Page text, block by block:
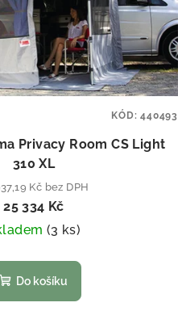
Privacy Room CS Light
310 XL
Kč bez DPH
25 334 Kč
(3 ks)
Do košíku
KÓD:440493